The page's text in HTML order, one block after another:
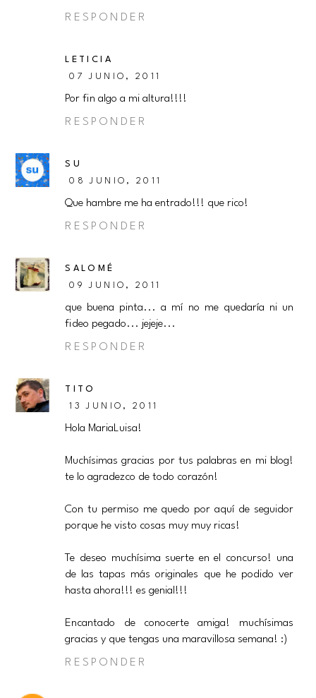
RESPONDER
LETICIA
07 JUNIO, 2011
Por fin algo a mi altura!!!!
RESPONDER
SU
08 JUNIO, 2011
Que hambre me ha entrado!!! que rico!
RESPONDER
SALOMÉ
09 JUNIO, 2011
que buena pinta... a mí no me quedaría ni un
fideo pegado... jejeje...
RESPONDER
TITO
13 JUNIO, 2011
Hola MariaLuisa!
Muchísimas gracias por tus palabras en mi blog!
te lo agradezco de todo corazón!
Con tu permiso me quedo por aquí de seguidor
porque he visto cosas muy muy ricas!
Te deseo muchísima suerte en el concurso! una
de las tapas más originales que he podido ver
hasta ahora!!! es genial!!!
Encantado de conocerte amiga! muchísimas
gracias y que tengas una maravillosa semana! :)
RESPONDER